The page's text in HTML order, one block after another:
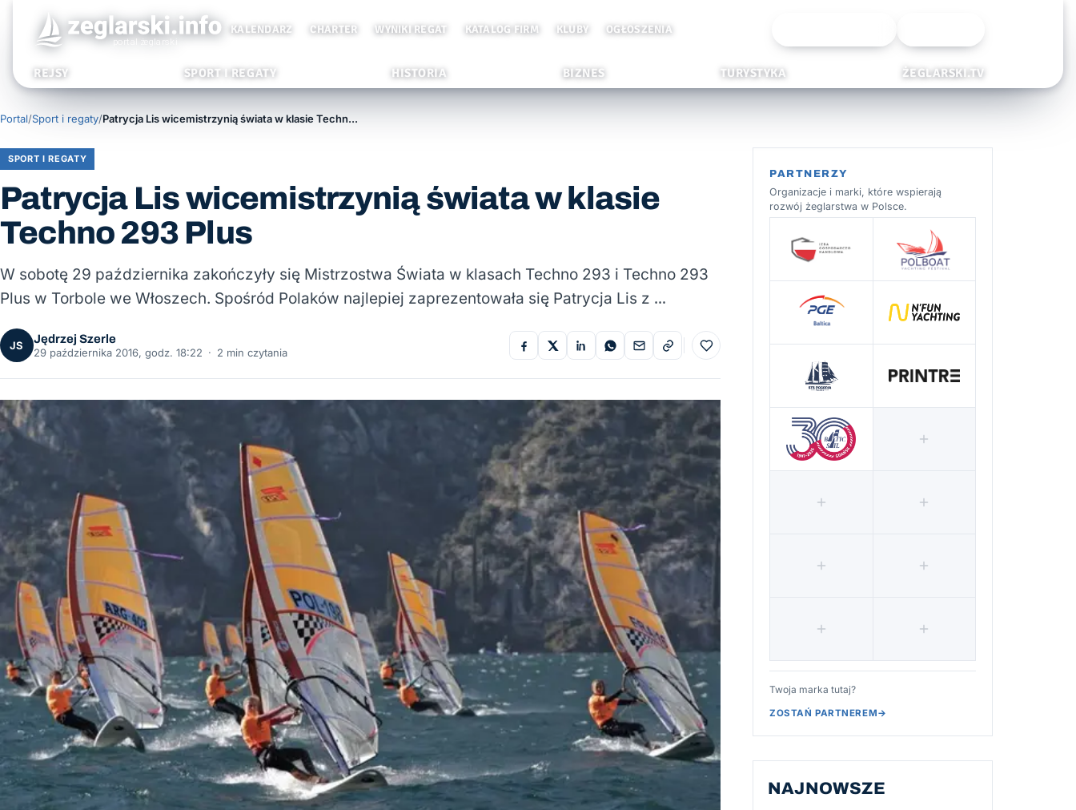
KALENDARZ CHARTER WYNIKI REGAT KATALOG FIRM KLUBY OGŁOSZENIA
REJSY SPORT I REGATY HISTORIA BIZNES TURYSTYKA ŻEGLARSKI.TV
Portal/Sport i regaty/ Patrycja Lis wicemistrzynią świata w klasie Techno 293 Plus
SPORT I REGATY
Patrycja Lis wicemistrzynią świata w klasie
Techno 293 Plus
W sobotę 29 października zakończyły się Mistrzostwa Świata w klasach Techno 293 i Techno 293
Plus w Torbole we Włoszech. Spośród Polaków najlepiej zaprezentowała się Patrycja Lis z …
JS
Jędrzej Szerle
29 października 2016, godz. 18:22 · 2 min czytania Do ulubionych
PARTNERZY
Organizacje i marki, które wspierają
rozwój żeglarstwa w Polsce.
Twoja marka tutaj?
ZOSTAŃ PARTNEREM→
NAJNOWSZE